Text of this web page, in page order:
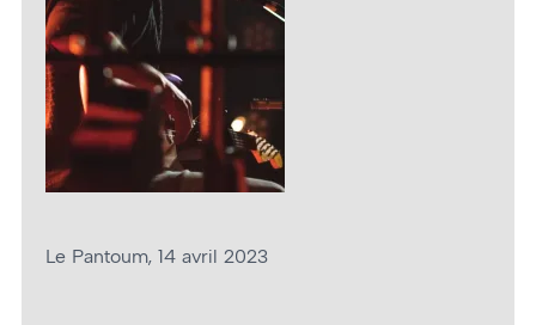
Le Pantoum, 14 avril 2023